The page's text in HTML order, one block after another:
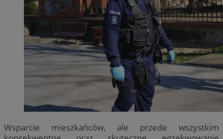
Wsparcie mieszkańców, ale przede wszystkim